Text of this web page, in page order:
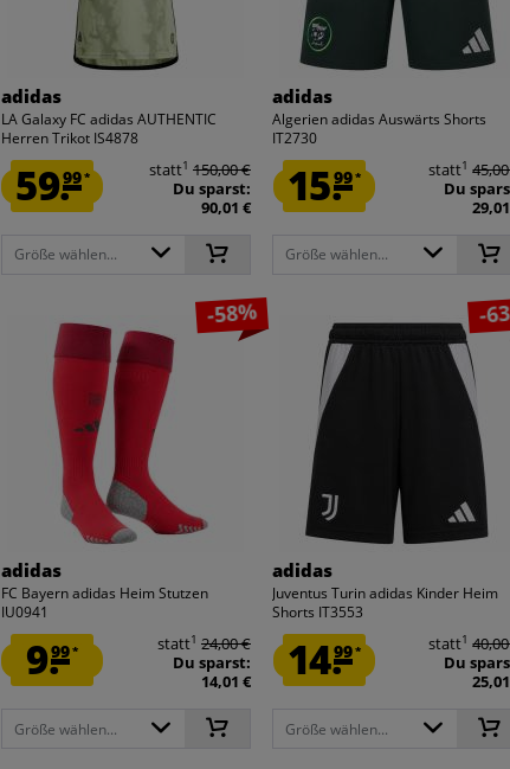
adidas
LA Galaxy FC adidas AUTHENTIC
Herren Trikot IS4878
59.99* statt1 150,00 €
Du sparst:
90,01 €
Größe wählen...
adidas
Algerien adidas Auswärts Shorts
IT2730
15.99* statt1
Du
Größe wählen...
-58%
adidas
FC Bayern adidas Heim Stutzen
IU0941
9.99* statt1 24,00 €
Du sparst:
14,01 €
Größe wählen...
-
adidas
Juventus Turin adidas Kinder Heim
Shorts IT3553
14.99* statt1
Du
Größe wählen...